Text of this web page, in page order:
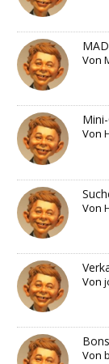
Von
Von
Von
Von
Von